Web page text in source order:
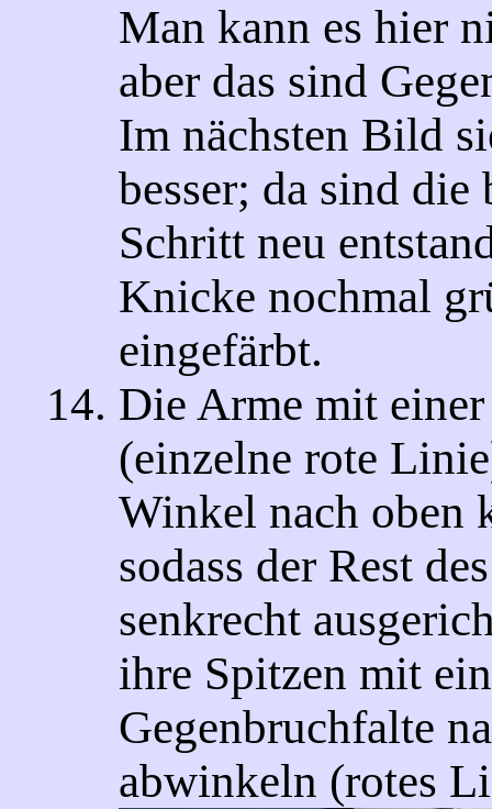
Man kann es hier
aber das sind
Im nächsten Bild
besser; da sind die
Schritt neu
Knicke nochmal
eingefärbt.
Die Arme mit
(einzelne rote
Winkel nach oben
sodass der Rest
senkrecht
ihre Spitzen mit
Gegenbruchfalte
abwinkeln (rotes